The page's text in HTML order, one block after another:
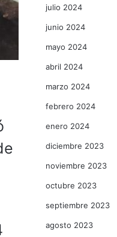
julio 2024
junio 2024
mayo 2024
abril 2024
marzo 2024
febrero 2024
enero 2024
diciembre 2023
noviembre 2023
octubre 2023
septiembre 2023
agosto 2023